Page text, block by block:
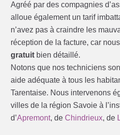
Agréé par des compagnies
alloue également un tarif
n’avez pas à craindre les
réception de la facture, car
gratuit bien détaillé.
Notons que nos techniciens
aide adéquate à tous les
Tarentaise. Nous intervenons
villes de la région Savoie à
d’Apremont, deChindrieux, de